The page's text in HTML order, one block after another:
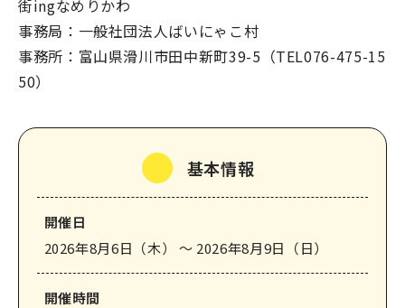
サイトマップ
街ingなめりかわ
事務局：一般社団法人ばいにゃこ村
事務所：富山県滑川市田中新町39-5（TEL076-475-15
50）
基本情報
開催日
2026年8月6日（木） 〜 2026年8月9日（日）
開催時間